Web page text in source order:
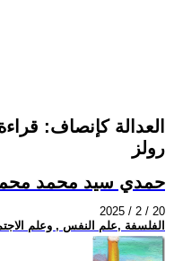
العدالة كإنصاف:
رولز
حمدي سيد محمد
2025 / 2 / 20
الفلسفة ,علم النفس , وعلم